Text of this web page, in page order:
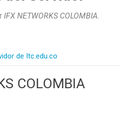
IFX NETWORKS COLOMBIA.
de Itc.edu.co
COLOMBIA